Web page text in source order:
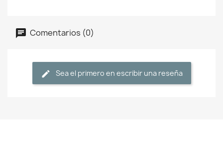
Comentarios (0)
Sea el primero en escribir una reseña